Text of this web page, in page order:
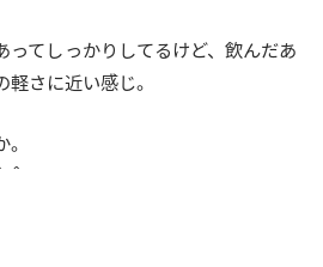
ってしっかりしてるけど、飲んだあ
さに近い感じ。